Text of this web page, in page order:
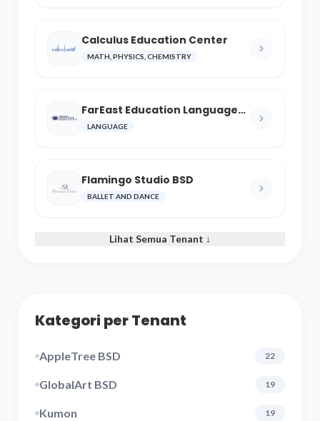
Calculus Education Center
MATH, PHYSICS, CHEMISTRY
FarEast Education Language
and Cultural Center
LANGUAGE
Flamingo Studio BSD
BALLET AND DANCE
Lihat Semua Tenant ↓
Kategori per Tenant
AppleTree BSD 22
GlobalArt BSD 19
Kumon 19